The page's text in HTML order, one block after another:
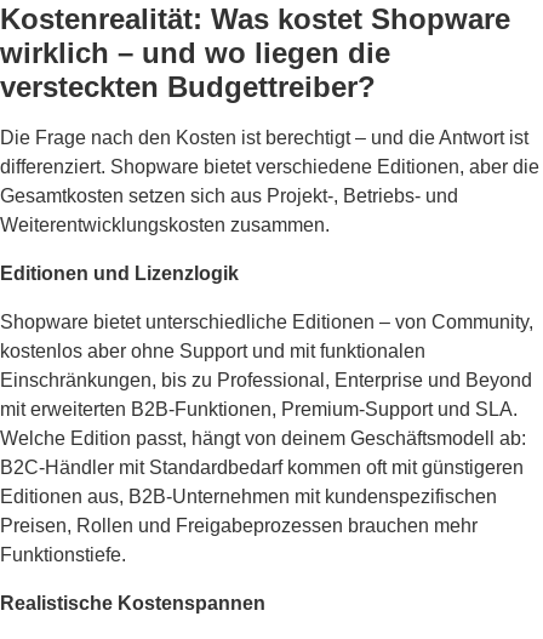
Kostenrealität: Was kostet Shopware
wirklich – und wo liegen die
versteckten Budgettreiber?
Die Frage nach den Kosten ist berechtigt – und die Antwort ist
differenziert. Shopware bietet verschiedene Editionen, aber die
Gesamtkosten setzen sich aus Projekt-, Betriebs- und
Weiterentwicklungskosten zusammen.
Editionen und Lizenzlogik
Shopware bietet unterschiedliche Editionen – von Community,
kostenlos aber ohne Support und mit funktionalen
Einschränkungen, bis zu Professional, Enterprise und Beyond
mit erweiterten B2B-Funktionen, Premium-Support und SLA.
Welche Edition passt, hängt von deinem Geschäftsmodell ab:
B2C-Händler mit Standardbedarf kommen oft mit günstigeren
Editionen aus, B2B-Unternehmen mit kundenspezifischen
Preisen, Rollen und Freigabeprozessen brauchen mehr
Funktionstiefe.
Realistische Kostenspannen